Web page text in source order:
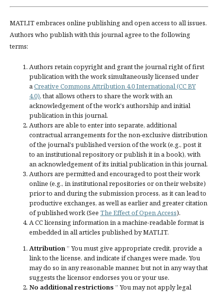
MATLIT embraces online publishing and open access to all issues.
Authors who publish with this journal agree to the following
terms:
Authors retain copyright and grant the journal right of first
publication with the work simultaneously licensed under
aCreative Commons Attribution 4.0 International (CC BY
4.0), that allows others to share the work with an
acknowledgement of the work's authorship and initial
publication in this journal.
Authors are able to enter into separate, additional
contractual arrangements for the non-exclusive distribution
of the journal's published version of the work (e.g., post it
to an institutional repository or publish it in a book), with
an acknowledgement of its initial publication in this journal.
Authors are permitted and encouraged to post their work
online (e.g., in institutional repositories or on their website)
prior to and during the submission process, as it can lead to
productive exchanges, as well as earlier and greater citation
of published work (See The Effect of Open Access).
A CC licensing information in a machine-readable format is
embedded in all articles published by MATLIT.
Attribution” You must give appropriate credit, provide a
link to the license, andindicate if changes were made. You
may do so in any reasonable manner, but not in any way that
suggests the licensor endorses you or your use.
No additional restrictions ” You may not apply legal